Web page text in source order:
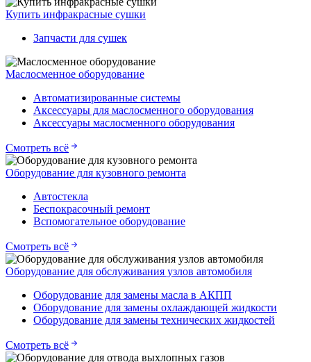
Купить инфракрасные сушки
Запчасти для сушек
Маслосменное оборудование
Автоматизированные системы
Аксессуары для маслосменного оборудования
Аксессуары маслосменного оборудования
Смотреть всё
Оборудование для кузовного ремонта
Автостекла
Беспокрасочный ремонт
Вспомогательное оборудование
Смотреть всё
Оборудование для обслуживания узлов автомобиля
Оборудование для замены масла в АКПП
Оборудование для замены охлаждающей жидкости
Оборудование для замены технических жидкостей
Смотреть всё